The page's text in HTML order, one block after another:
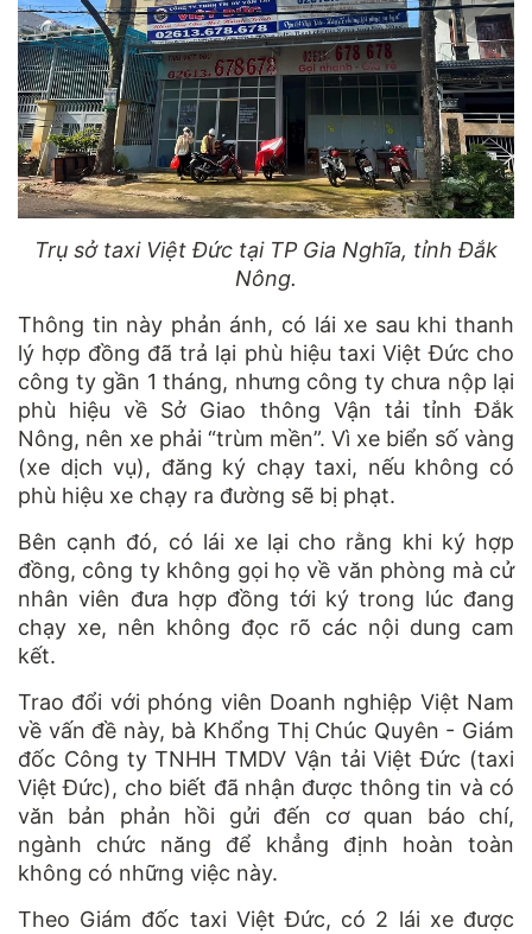
Trụ sở taxi Việt Đức tại TP Gia Nghĩa, tỉnh Đắk
Nông.
Thông tin này phản ánh, có lái xe sau khi thanh
lý hợp đồng đã trả lại phù hiệu taxi Việt Đức cho
công ty gần 1 tháng, nhưng công ty chưa nộp lại
phù hiệu về Sở Giao thông Vận tải tỉnh Đắk
Nông, nên xe phải “trùm mền”. Vì xe biển số vàng
(xe dịch vụ), đăng ký chạy taxi, nếu không có
phù hiệu xe chạy ra đường sẽ bị phạt.
Bên cạnh đó, có lái xe lại cho rằng khi ký hợp
đồng, công ty không gọi họ về văn phòng mà cử
nhân viên đưa hợp đồng tới ký trong lúc đang
chạy xe, nên không đọc rõ các nội dung cam
kết.
Trao đổi với phóng viên Doanh nghiệp Việt Nam
về vấn đề này, bà Khổng Thị Chúc Quyên - Giám
đốc Công ty TNHH TMDV Vận tải Việt Đức (taxi
Việt Đức), cho biết đã nhận được thông tin và có
văn bản phản hồi gửi đến cơ quan báo chí,
ngành chức năng để khẳng định hoàn toàn
không có những việc này.
Theo Giám đốc taxi Việt Đức, có 2 lái xe được